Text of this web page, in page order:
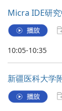
Micra IDE研
10:05-10:35
新疆医科大学